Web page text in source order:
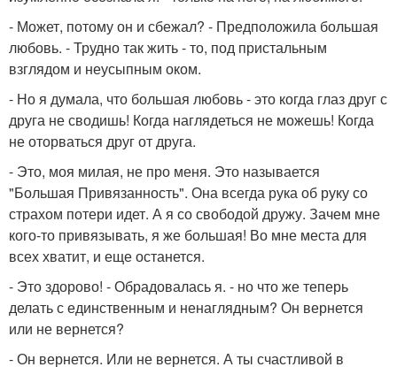
- Может, потому он и сбежал? - Предположила большая
любовь. - Трудно так жить - то, под пристальным
взглядом и неусыпным оком.
- Но я думала, что большая любовь - это когда глаз друг с
друга не сводишь! Когда наглядеться не можешь! Когда
не оторваться друг от друга.
- Это, моя милая, не про меня. Это называется
"Большая Привязанность". Она всегда рука об руку со
страхом потери идет. А я со свободой дружу. Зачем мне
кого-то привязывать, я же большая! Во мне места для
всех хватит, и еще останется.
- Это здорово! - Обрадовалась я. - но что же теперь
делать с единственным и ненаглядным? Он вернется
или не вернется?
- Он вернется. Или не вернется. А ты счастливой в